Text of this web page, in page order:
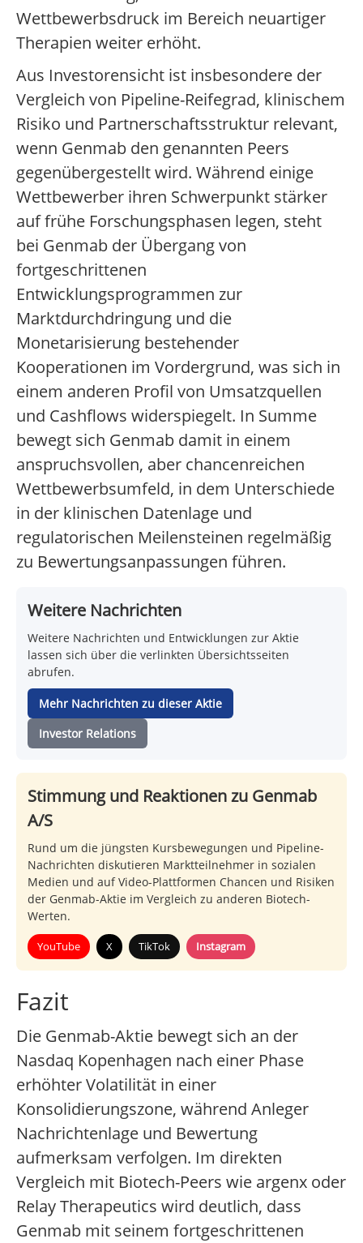
Wettbewerbsdruck im Bereich neuartiger
Therapien weiter erhöht.
Aus Investorensicht ist insbesondere der
Vergleich von Pipeline-Reifegrad, klinischem
Risiko und Partnerschaftsstruktur relevant,
wenn Genmab den genannten Peers
gegenübergestellt wird. Während einige
Wettbewerber ihren Schwerpunkt stärker
auf frühe Forschungsphasen legen, steht
bei Genmab der Übergang von
fortgeschrittenen
Entwicklungsprogrammen zur
Marktdurchdringung und die
Monetarisierung bestehender
Kooperationen im Vordergrund, was sich in
einem anderen Profil von Umsatzquellen
und Cashflows widerspiegelt. In Summe
bewegt sich Genmab damit in einem
anspruchsvollen, aber chancenreichen
Wettbewerbsumfeld, in dem Unterschiede
in der klinischen Datenlage und
regulatorischen Meilensteinen regelmäßig
zu Bewertungsanpassungen führen.
Weitere Nachrichten
Weitere Nachrichten und Entwicklungen zur Aktie
lassen sich über die verlinkten Übersichtsseiten
abrufen.
Mehr Nachrichten zu dieser Aktie
Investor Relations
Stimmung und Reaktionen zu Genmab
A/S
Rund um die jüngsten Kursbewegungen und Pipeline-
Nachrichten diskutieren Marktteilnehmer in sozialen
Medien und auf Video-Plattformen Chancen und Risiken
der Genmab-Aktie im Vergleich zu anderen Biotech-
Werten.
YouTube X TikTok Instagram
Fazit
Die Genmab-Aktie bewegt sich an der
Nasdaq Kopenhagen nach einer Phase
erhöhter Volatilität in einer
Konsolidierungszone, während Anleger
Nachrichtenlage und Bewertung
aufmerksam verfolgen. Im direkten
Vergleich mit Biotech-Peers wie argenx oder
Relay Therapeutics wird deutlich, dass
Genmab mit seinem fortgeschrittenen